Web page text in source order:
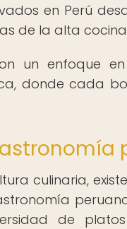
en Perú
de la alta
un enfoque
donde cada
culinaria,
de